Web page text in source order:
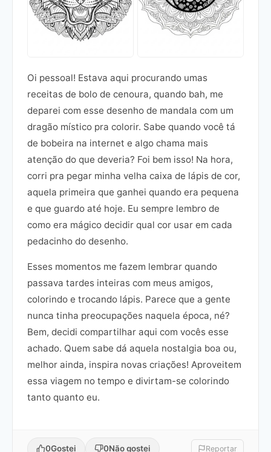
Oi pessoal! Estava aqui procurando umas
receitas de bolo de cenoura, quando bah, me
deparei com esse desenho de mandala com um
dragão místico pra colorir. Sabe quando você tá
de bobeira na internet e algo chama mais
atenção do que deveria? Foi bem isso! Na hora,
corri pra pegar minha velha caixa de lápis de cor,
aquela primeira que ganhei quando era pequena
e que guardo até hoje. Eu sempre lembro de
como era mágico decidir qual cor usar em cada
pedacinho do desenho.
Esses momentos me fazem lembrar quando
passava tardes inteiras com meus amigos,
colorindo e trocando lápis. Parece que a gente
nunca tinha preocupações naquela época, né?
Bem, decidi compartilhar aqui com vocês esse
achado. Quem sabe dá aquela nostalgia boa ou,
melhor ainda, inspira novas criações! Aproveitem
essa viagem no tempo e divirtam-se colorindo
tanto quanto eu.
0Gostei 0Não gostei Reportar